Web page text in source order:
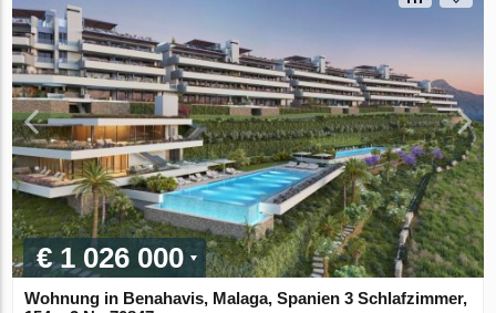
€ 1 026 000
Wohnung in Benahavis, Malaga, Spanien 3 Schlafzimmer,